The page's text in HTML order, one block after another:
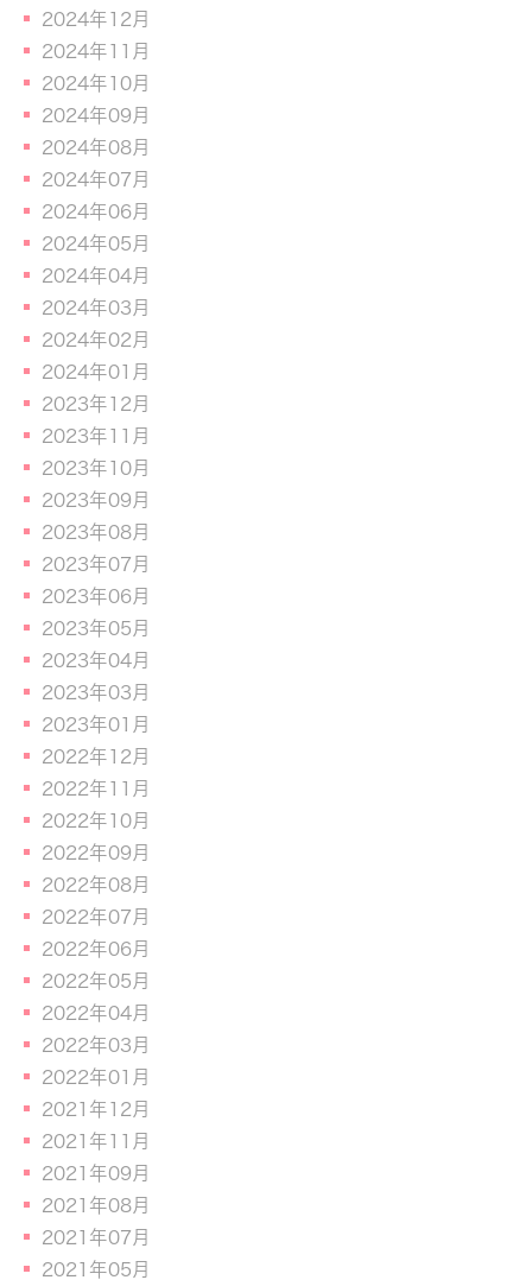
2024年12月
2024年11月
2024年10月
2024年09月
2024年08月
2024年07月
2024年06月
2024年05月
2024年04月
2024年03月
2024年02月
2024年01月
2023年12月
2023年11月
2023年10月
2023年09月
2023年08月
2023年07月
2023年06月
2023年05月
2023年04月
2023年03月
2023年01月
2022年12月
2022年11月
2022年10月
2022年09月
2022年08月
2022年07月
2022年06月
2022年05月
2022年04月
2022年03月
2022年01月
2021年12月
2021年11月
2021年09月
2021年08月
2021年07月
2021年05月